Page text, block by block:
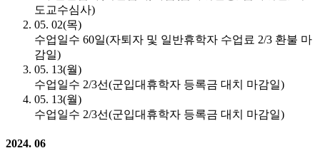
도교수심사)
05. 02(목)
수업일수 60일(자퇴자 및 일반휴학자 수업료 2/3 환불 마
감일)
05. 13(월)
수업일수 2/3선(군입대휴학자 등록금 대치 마감일)
05. 13(월)
수업일수 2/3선(군입대휴학자 등록금 대치 마감일)
2024. 06